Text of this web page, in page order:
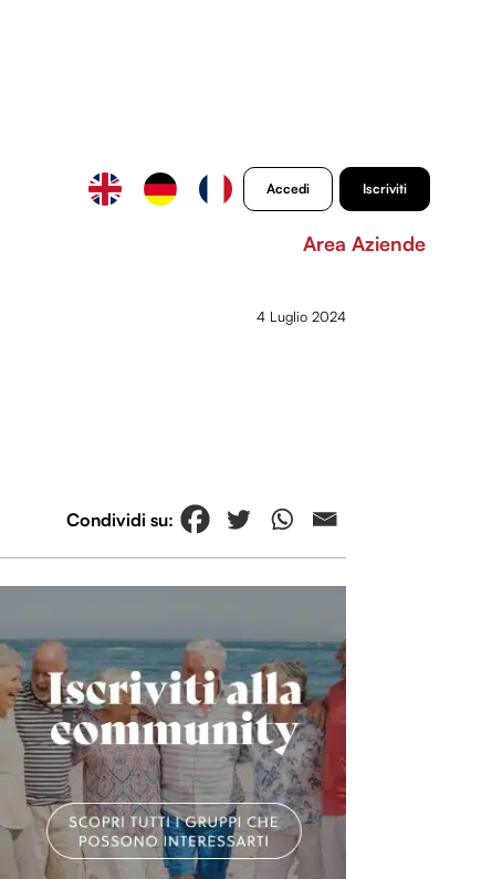
Accedi Iscriviti
Area Aziende
4 Luglio 2024